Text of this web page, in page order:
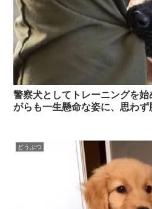
警察犬としてトレーニングを
がらも一生懸命な姿に、思わ
どうぶつ